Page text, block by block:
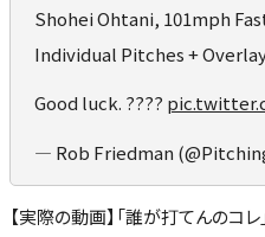
Shohei Ohtani, 101mph
Individual Pitches +
Good luck. ????
— Rob Friedman
【実際の動画】「誰が打てんのコ